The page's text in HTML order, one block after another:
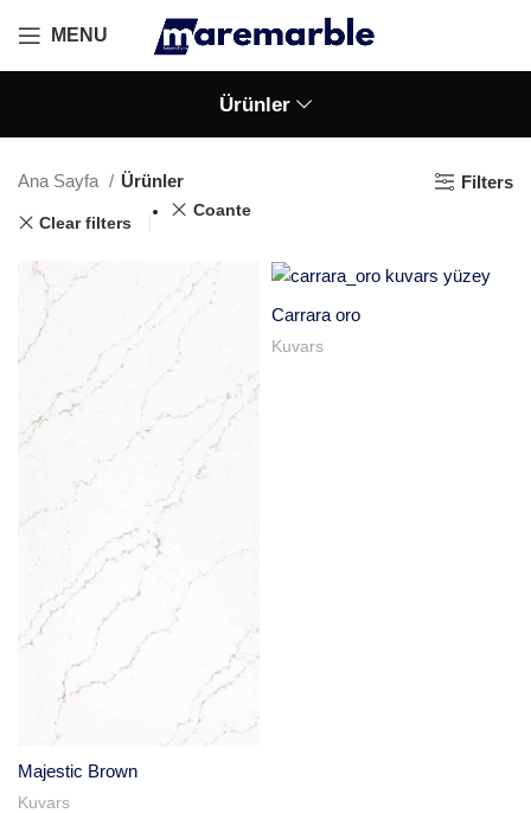
MENU
Ürünler
Ana Sayfa Ürünler Filters
Clear filters
Coante
Majestic Brown
Kuvars
Carrara oro
Kuvars